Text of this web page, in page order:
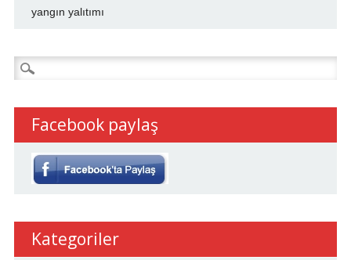
yangın yalıtımı
Arama:
Facebook paylaş
Kategoriler